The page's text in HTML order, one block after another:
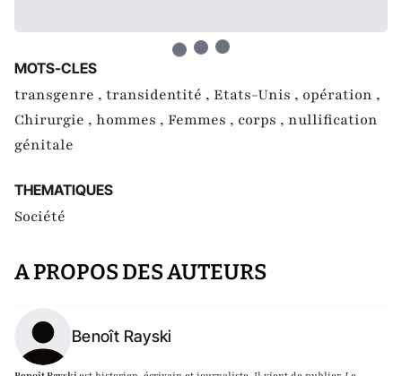
MOTS-CLES
transgenre , transidentité , Etats-Unis , opération ,
Chirurgie , hommes , Femmes , corps , nullification
génitale
THEMATIQUES
Société
A PROPOS DES AUTEURS
Benoît Rayski